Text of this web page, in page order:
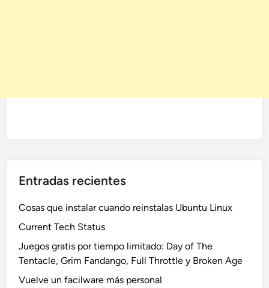
Entradas recientes
Cosas que instalar cuando reinstalas Ubuntu Linux
Current Tech Status
Juegos gratis por tiempo limitado: Day of The
Tentacle, Grim Fandango, Full Throttle y Broken Age
Vuelve un facilware más personal